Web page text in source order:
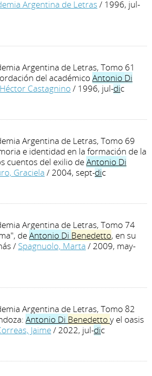
Argentina de Letras / 1996, jul-
Argentina de Letras, Tomo 61
del académico Antonio Di
Castagnino / 1996, jul-dic
Argentina de Letras, Tomo 69
e identidad en la formación de la
cuentos del exilio deAntonio Di
Graciela / 2004, sept-dic
Argentina de Letras, Tomo 74
deAntonio Di Benedetto, en su
/ Spagnuolo, Marta / 2009, may-
Argentina de Letras, Tomo 82
Antonio Di Benedetto y el oasis
Jaime/ 2022, jul-dic